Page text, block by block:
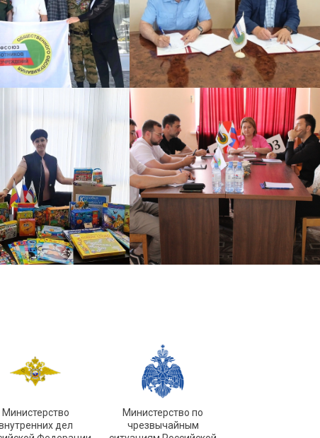
Министерство
дел
Министерство по
чрезвычайным